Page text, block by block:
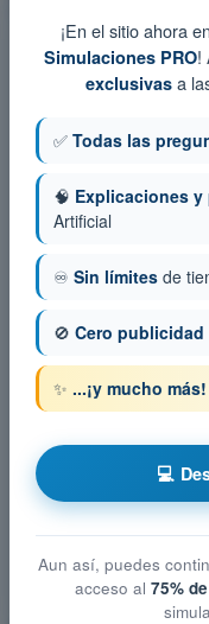
¡En el sitio ahora
Simulaciones PRO!
exclusivasa
✅ Todas las
🧠 Explicaciones
Artificial
♾️ Sin límites de
🚫 Cero publicidad
✨ ...¡y mucho más!
💻
Aun así, puedes
acceso al 75%